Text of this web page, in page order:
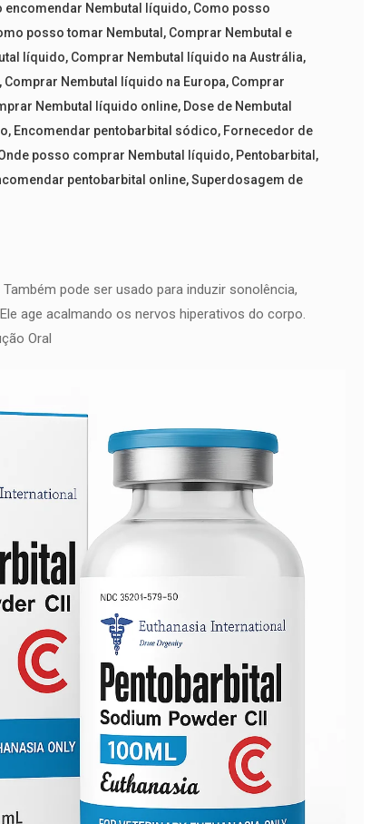
encomendar Nembutal líquido, Como posso
posso tomar Nembutal , Comprar Nembutal e
líquido, Comprar Nembutal líquido na Austrália,
, Comprar Nembutal líquido na Europa, Comprar
Nembutal líquido online, Dose de Nembutal
, Encomendar pentobarbital sódico, Fornecedor de
posso comprar Nembutal líquido, Pentobarbital ,
pentobarbital online,Superdosagem de
pode ser usado para induzir sonolência,
age acalmando os nervos hiperativos do corpo.
Oral